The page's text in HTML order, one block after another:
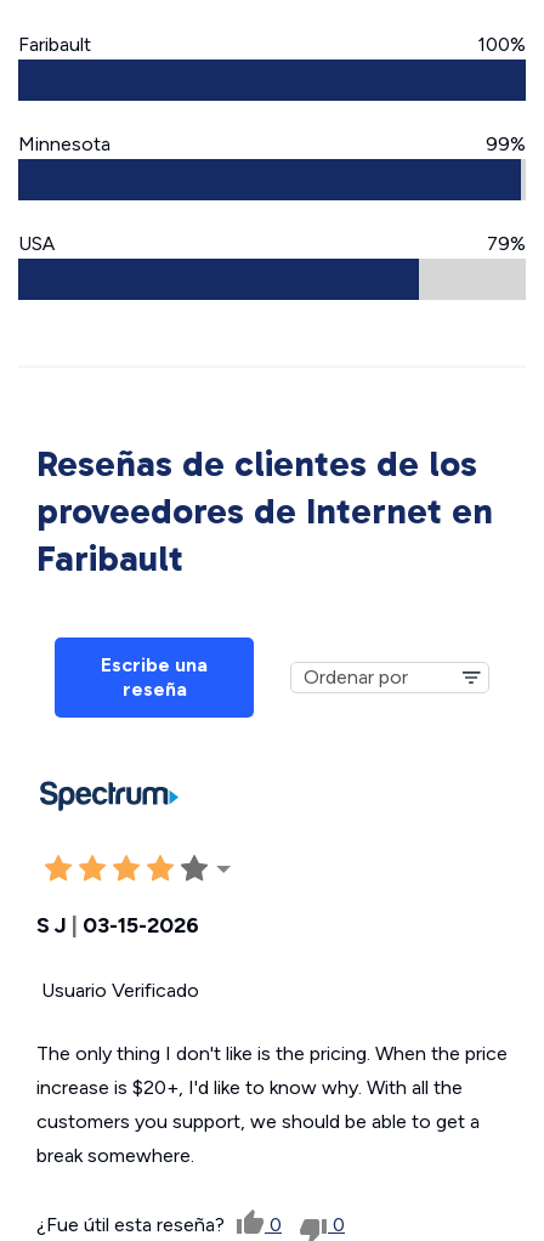
Faribault 100%
Minnesota 99%
USA 79%
Reseñas de clientes de los
proveedores de Internet en
Faribault
Escribe una
reseña
S J 03-15-2026
Usuario Verificado
The only thing I don't like is the pricing. When the price
increase is $20+, I'd like to know why. With all the
customers you support, we should be able to get a
break somewhere.
¿Fue útil esta reseña? 0 0